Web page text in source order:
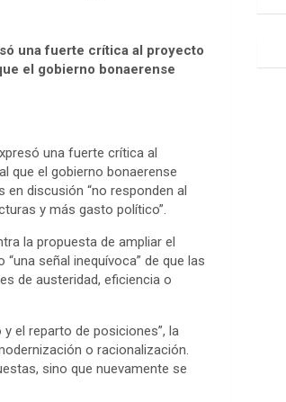
una fuerte crítica al proyecto
el gobierno bonaerense
una fuerte crítica al
que el gobierno bonaerense
discusión “no responden al
y más gasto político”.
la propuesta de ampliar el
señal inequívoca” de que las
de austeridad, eficiencia o
el reparto de posiciones”, la
o racionalización.
sino que nuevamente se